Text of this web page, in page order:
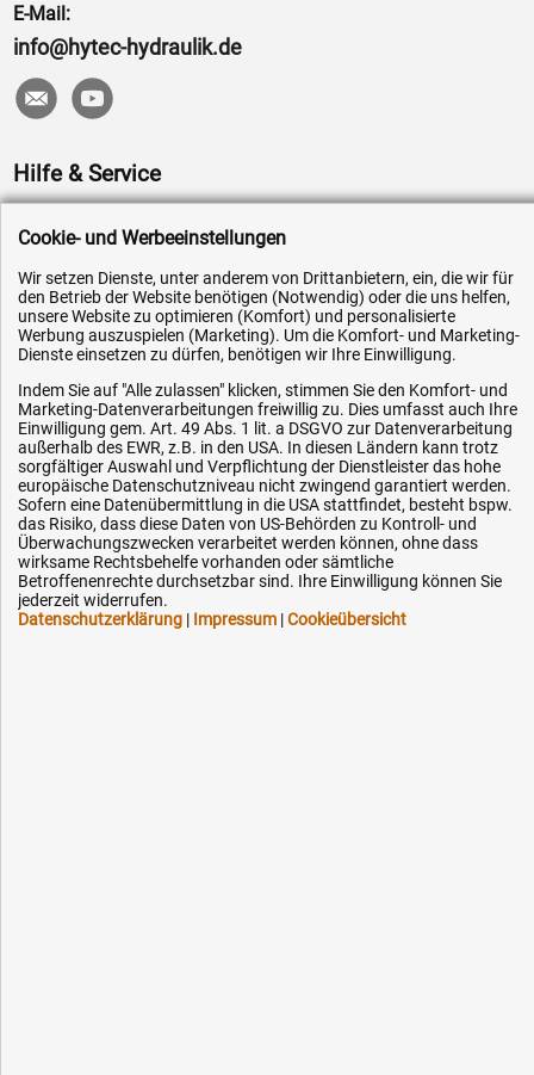
E-Mail:
info@hytec-hydraulik.de
Hilfe & Service
Service
AGB / Widerrufsrecht
Datenschutz
Impressum
Karriere
OEM-Ersatzteile
Technik-Hilfe
Downloads
Kontakt
Cookie- und Werbeeinstellungen
Wir setzen Dienste, unter anderem von Drittanbietern, ein, die wir für
den Betrieb der Website benötigen (Notwendig) oder die uns helfen,
unsere Website zu optimieren (Komfort) und personalisierte
Werbung auszuspielen (Marketing). Um die Komfort- und Marketing-
Dienste einsetzen zu dürfen, benötigen wir Ihre Einwilligung.
Indem Sie auf "Alle zulassen" klicken, stimmen Sie den Komfort- und
Marketing-Datenverarbeitungen freiwillig zu. Dies umfasst auch Ihre
Einwilligung gem. Art. 49 Abs. 1 lit. a DSGVO zur Datenverarbeitung
außerhalb des EWR, z.B. in den USA. In diesen Ländern kann trotz
sorgfältiger Auswahl und Verpflichtung der Dienstleister das hohe
europäische Datenschutzniveau nicht zwingend garantiert werden.
Sofern eine Datenübermittlung in die USA stattfindet, besteht bspw.
das Risiko, dass diese Daten von US-Behörden zu Kontroll- und
Überwachungszwecken verarbeitet werden können, ohne dass
wirksame Rechtsbehelfe vorhanden oder sämtliche
Betroffenenrechte durchsetzbar sind. Ihre Einwilligung können Sie
jederzeit widerrufen.
Datenschutzerklärung | Impressum |Cookieübersicht